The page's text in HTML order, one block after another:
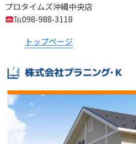
プロタイムズ沖縄中央店
℡098-988-3118
トップページ